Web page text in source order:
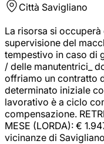
Città Savigliano
La risorsa si occuperà
supervisione del
tempestivo in caso di
/ delle manutentrici_
offriamo un contratto
determinato iniziale
lavorativo è a ciclo
compensazione.
MESE (LORDA): €
vicinanze di